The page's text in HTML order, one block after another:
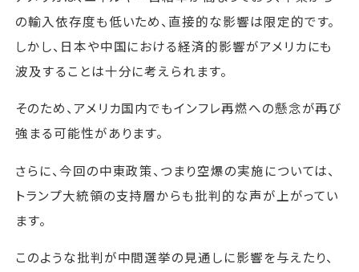
の輸入依存度も低いため、直接的な影響は限定的です。
しかし、日本や中国における経済的影響がアメリカにも
波及することは十分に考えられます。
そのため、アメリカ国内でもインフレ再燃への懸念が再び
強まる可能性があります。
さらに、今回の中東政策、つまり空爆の実施については、
トランプ大統領の支持層からも批判的な声が上がってい
ます。
このような批判が中間選挙の見通しに影響を与えたり、